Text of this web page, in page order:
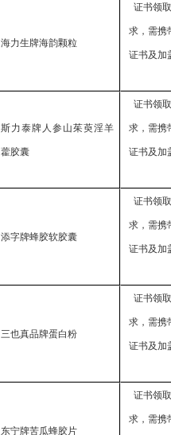
海力生牌海韵颗粒
证书领
求， 需携
证书及加
斯力泰牌人参山茱萸淫羊
藿胶囊
证书领
求， 需携
证书及加
添字牌蜂胶软胶囊
证书领
求， 需携
证书及加
三也真品牌蛋白粉
证书领
求， 需携
证书及加
东宁牌苦瓜蜂胶片
证书领
求， 需携